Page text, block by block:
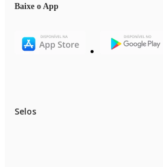
Baixe o App
Selos